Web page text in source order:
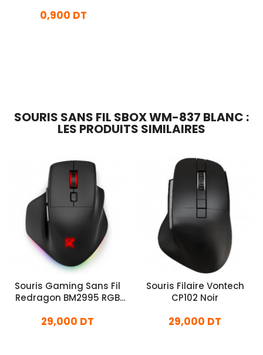
0,900 DT
SOURIS SANS FIL SBOX WM-837 BLANC :
LES PRODUITS SIMILAIRES
Souris Gaming Sans Fil
Redragon BM2995 RGB
29,000 DT
Souris Filaire Vontech
CP102 Noir
29,000 DT